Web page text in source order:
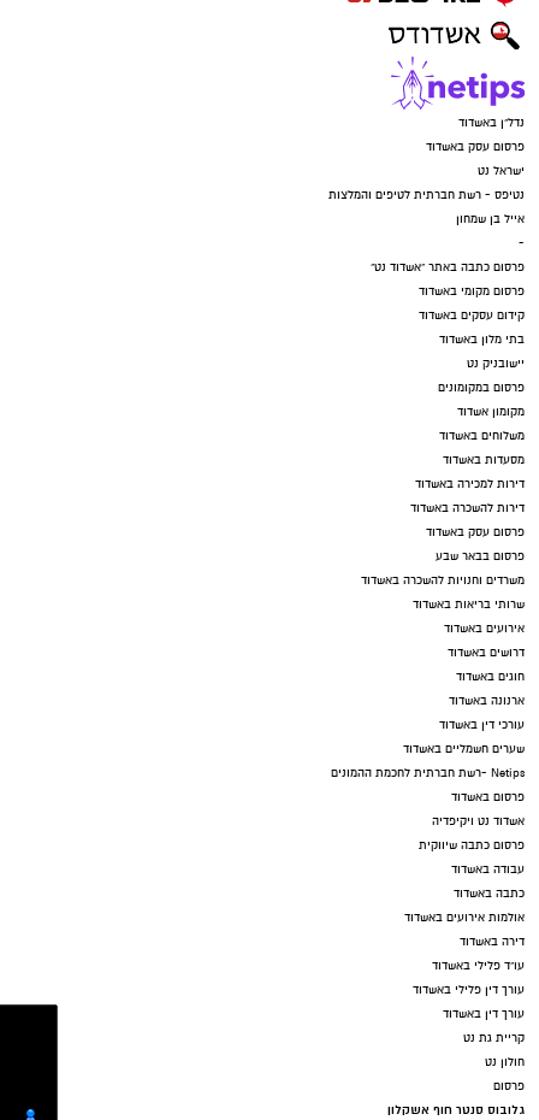
עקבו באינסטגרם
נדל"ן באשדוד
פרסום עסק באשדוד
ישראל נט
נטיפס - רשת חברתית לטיפים והמלצות
אייל בן שמחון
-
פרסום כתבה באתר "אשדוד נט"
פרסום מקומי באשדוד
קידום עסקים באשדוד
בתי מלון באשדוד
יישובניק נט
פרסום במקומונים
מקומון אשדוד
משלוחים באשדוד
מסעדות באשדוד
דירות למכירה באשדוד
דירות להשכרה באשדוד
פרסום עסק באשדוד
פרסום בבאר שבע
משרדים וחנויות להשכרה באשדוד
שרותי בריאות באשדוד
אירועים באשדוד
דרושים באשדוד
חוגים באשדוד
ארנונה באשדוד
עורכי דין באשדוד
שערים חשמליים באשדוד
Netips -רשת חברתית לחכמת ההמונים
פרסום באשדוד
אשדוד נט ויקיפדיה
פרסום כתבה שיווקית
עבודה באשדוד
כתבה באשדוד
אולמות אירועים באשדוד
דירה באשדוד
עו"ד פלילי באשדוד
עורך דין פלילי באשדוד
עורך דין באשדוד
קריית גת נט
חולון נט
פרסום
גלובוס סנטר חוף אשקלון